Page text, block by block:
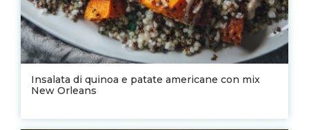
Insalata di quinoa e patate americane con mix
New Orleans